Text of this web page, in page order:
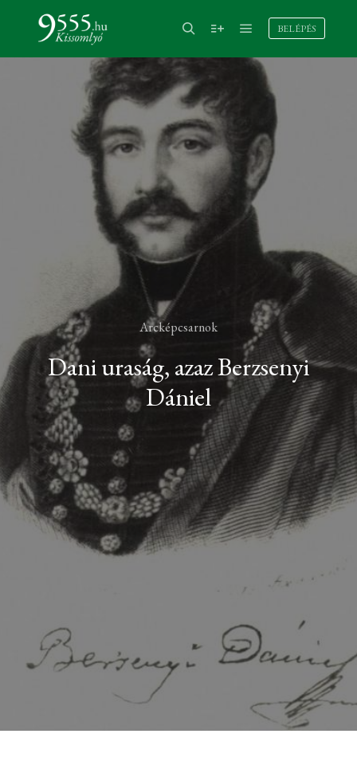
BELÉPÉS
Arcképcsarnok
Dani uraság, azaz Berzsenyi
Dániel